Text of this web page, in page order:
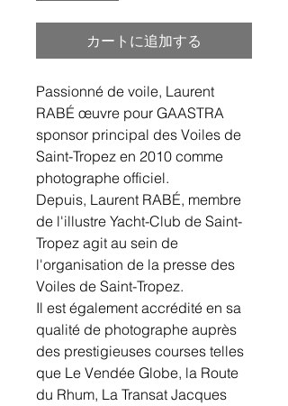
カートに追加する
Passionné de voile, Laurent
RABÉ œuvre pour GAASTRA
sponsor principal des Voiles de
Saint-Tropez en 2010 comme
photographe officiel.
Depuis, Laurent RABÉ, membre
de l'illustre Yacht-Club de Saint-
Tropez agit au sein de
l'organisation de la presse des
Voiles de Saint-Tropez.
Il est également accrédité en sa
qualité de photographe auprès
des prestigieuses courses telles
que Le Vendée Globe, la Route
du Rhum, La Transat Jacques